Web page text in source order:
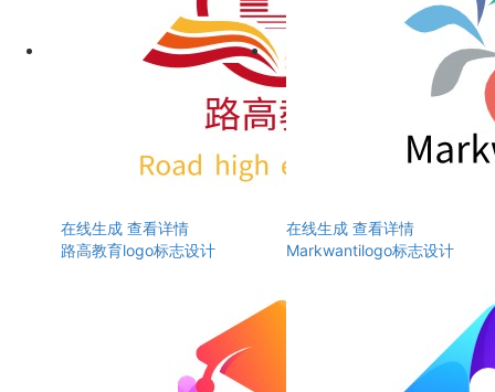
在线生成 查看详情
路高教育logo标志设计
在线生成 查看详情
Markwantilogo标志设计